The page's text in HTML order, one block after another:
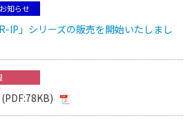
知らせ
IP」シリーズの販売を開始いたしまし
(PDF:78KB)